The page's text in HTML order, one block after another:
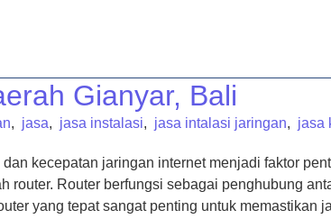
Gianyar, Bali
, jasa, jasa instalasi, jasa intalasi jaringan, jasa
kecepatan jaringan internet menjadi faktor
router. Router berfungsi sebagai penghubung
yang tepat sangat penting untuk